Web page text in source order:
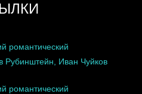
романтический
Рубинштейн, Иван Чуйков
романтический